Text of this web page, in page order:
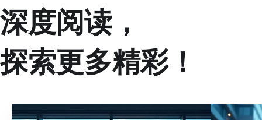
深度阅读，
探索更多精彩！